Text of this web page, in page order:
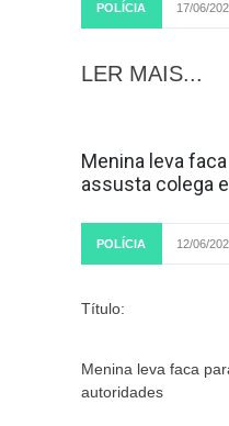
POLÍCIA 17/06/
LER MAIS...
Menina leva
assusta colega
POLÍCIA 12/06/
Título:
Menina leva faca
autoridades